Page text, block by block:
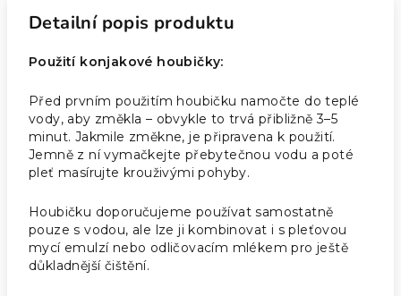
Detailní popis produktu
Použití konjakové houbičky:
Před prvním použitím houbičku namočte do teplé
vody, aby změkla – obvykle to trvá přibližně 3–5
minut. Jakmile změkne, je připravena k použití.
Jemně z ní vymačkejte přebytečnou vodu a poté
pleť masírujte krouživými pohyby.
Houbičku doporučujeme používat samostatně
pouze s vodou, ale lze ji kombinovat i s pleťovou
mycí emulzí nebo odličovacím mlékem pro ještě
důkladnější čištění.